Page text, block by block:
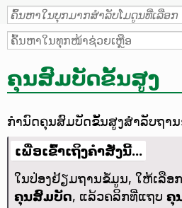
ຄຸນສົມບັດຂັ້ນສູງ
ກຳນົດຄຸນສົມບັດຂັ້ນສູງສຳລັບຖາ
ເພື່ອເຂົ້າເຖິງຄຳສັ່ງນີ້...
ໃນປ່ອງຢ້ຽມຖານຂໍ້ມູນ, ໃຫ້ເລືອກ
ຄຸນສົມບັດ, ແລ້ວຄລິກທີ່ແຖບ ຄຸ